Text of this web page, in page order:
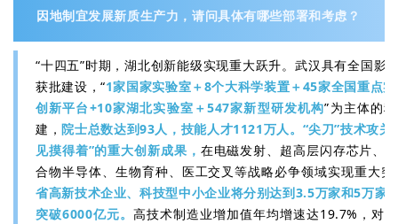
因地制宜发展新质生产力，请问具体有哪些部署和考虑？
“十四五”时期，湖北创新能级实现重大跃升。武汉具有全国影
获批建设，“1家国家实验室＋8个大科学装置＋45家全国重点
创新平台+10家湖北实验室＋547家新型研发机构”为主体的
建，院士总数达到93人，技能人才1121万人。“尖刀”技术攻关
见摸得着”的重大创新成果， 在电磁发射、超高层闪存芯片、
合物半导体、生物育种、医工交叉等战略必争领域实现重大突
省高新技术企业、科技型中小企业将分别达到3.5万家和5万家
突破6000亿元。 高技术制造业增加值年均增速达19.7%，对